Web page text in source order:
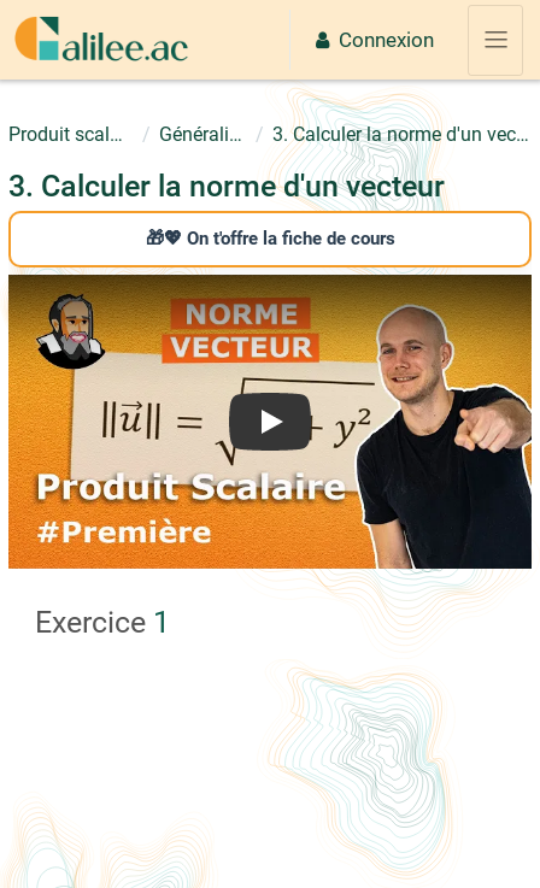
Passer au contenu principal
Connexion
Produit scalaire Généralités 3. Calculer la norme d'un vecteur
3. Calculer la norme d'un vecteur
🎁💖 On t'offre la fiche de cours
Exercice 1